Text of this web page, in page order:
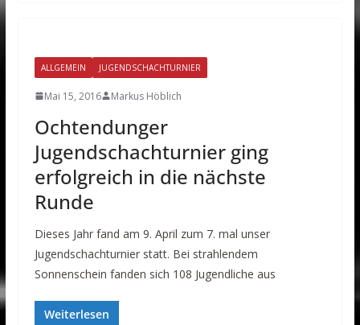
ALLGEMEIN JUGENDSCHACHTURNIER
Mai 15, 2016 Markus Höblich
Ochtendunger
Jugendschachturnier ging
erfolgreich in die nächste
Runde
Dieses Jahr fand am 9. April zum 7. mal unser
Jugendschachturnier statt. Bei strahlendem
Sonnenschein fanden sich 108 Jugendliche aus
Weiterlesen